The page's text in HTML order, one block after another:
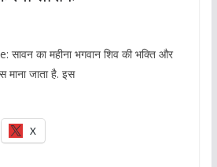
का महीना भगवान शिव की भक्ति और
जाता है. इस
X